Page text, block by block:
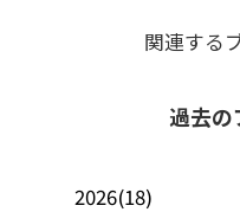
関連する
過去の
2026(18)